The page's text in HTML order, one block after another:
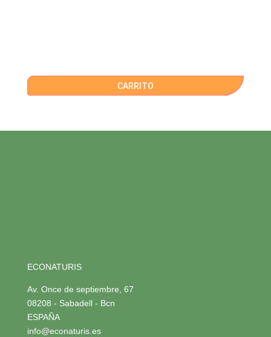
CARRITO
ECONATURIS
Av. Once de septiembre, 67
08208 - Sabadell - Bcn
ESPAÑA
info@econaturis.es